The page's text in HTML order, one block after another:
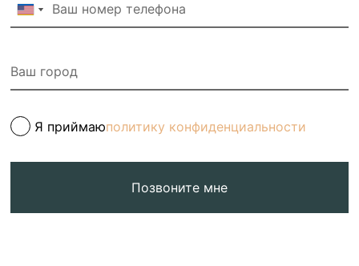
Я приймаюполитику конфиденциальности
Позвоните мне